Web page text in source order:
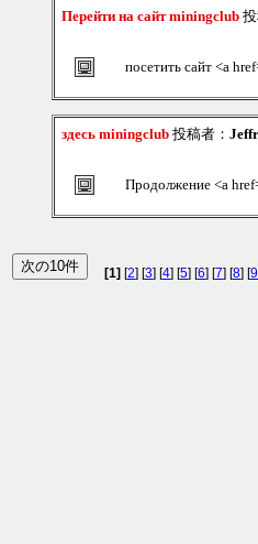
Перейти на сайт miningclub
посетить сайт <a
здесь miningclub 投稿者：
Продолжение <a
[1] [2] [3] [4] [5] [6] [7] [8] [9